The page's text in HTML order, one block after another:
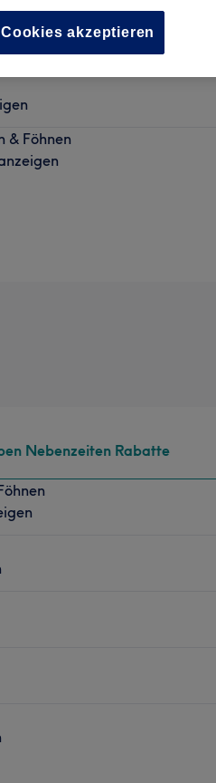
& Föhnen
Nebenzeiten Rabatte
akzeptieren